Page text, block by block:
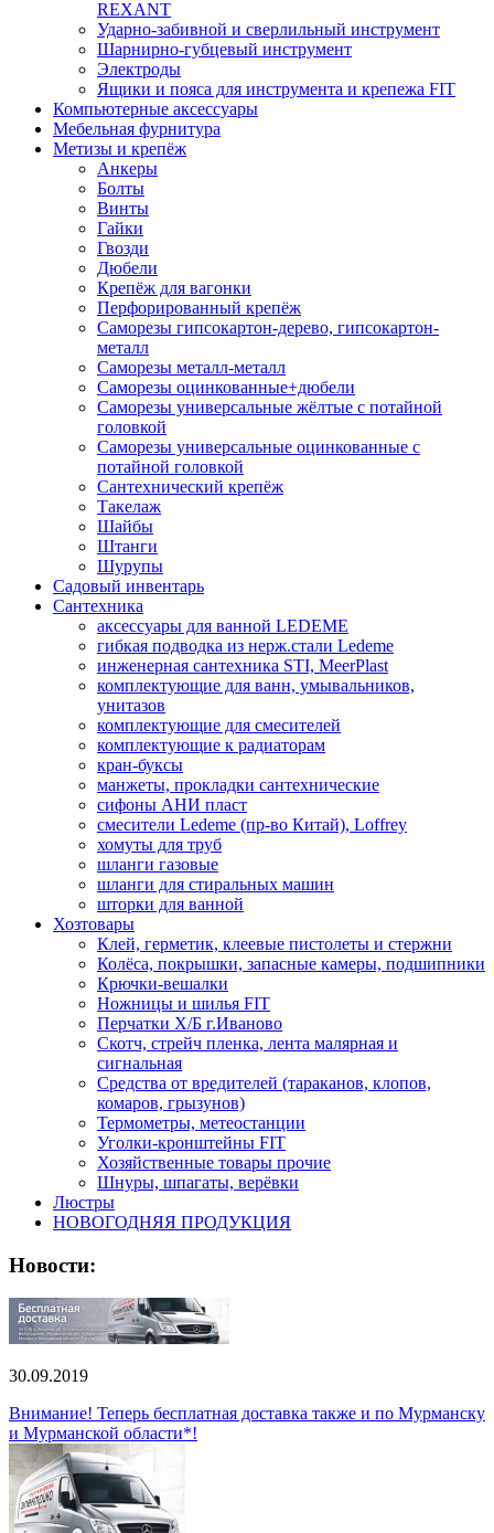
REXANT
Ударно-забивной и сверлильный инструмент
Шарнирно-губцевый инструмент
Электроды
Ящики и пояса для инструмента и крепежа FIT
Компьютерные аксессуары
Мебельная фурнитура
Метизы и крепёж
Анкеры
Болты
Винты
Гайки
Гвозди
Дюбели
Крепёж для вагонки
Перфорированный крепёж
Саморезы гипсокартон-дерево, гипсокартон-
металл
Саморезы металл-металл
Саморезы оцинкованные+дюбели
Саморезы универсальные жёлтые с потайной
головкой
Саморезы универсальные оцинкованные с
потайной головкой
Сантехнический крепёж
Такелаж
Шайбы
Штанги
Шурупы
Садовый инвентарь
Сантехника
аксессуары для ванной LEDEME
гибкая подводка из нерж.стали Ledeme
инженерная сантехника STI, MeerPlast
комплектующие для ванн, умывальников,
унитазов
комплектующие для смесителей
комплектующие к радиаторам
кран-буксы
манжеты, прокладки сантехнические
сифоны АНИ пласт
смесители Ledeme (пр-во Китай), Loffrey
хомуты для труб
шланги газовые
шланги для стиральных машин
шторки для ванной
Хозтовары
Клей, герметик, клеевые пистолеты и стержни
Колёса, покрышки, запасные камеры, подшипники
Крючки-вешалки
Ножницы и шилья FIT
Перчатки Х/Б г.Иваново
Скотч, стрейч пленка, лента малярная и
сигнальная
Средства от вредителей (тараканов, клопов,
комаров, грызунов)
Термометры, метеостанции
Уголки-кронштейны FIT
Хозяйственные товары прочие
Шнуры, шпагаты, верёвки
Люстры
НОВОГОДНЯЯ ПРОДУКЦИЯ
Новости:
30.09.2019
Внимание! Теперь бесплатная доставка также и по Мурманску
и Мурманской области*!